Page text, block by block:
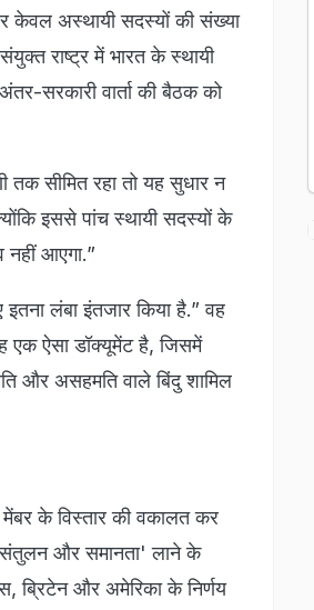
केवल अस्थायी सदस्यों की संख्या
राष्ट्र में भारत के स्थायी
सरकारी वार्ता की बैठक को
तक सीमित रहा तो यह सुधार न
इससे पांच स्थायी सदस्यों के
नहीं आएगा.”
लंबा इंतजार किया है.” वह
एक ऐसा डॉक्यूमेंट है, जिसमें
और असहमति वाले बिंदु शामिल
मेंबर के विस्तार की वकालत कर
संतुलन और समानता' लाने के
ब्रिटेन और अमेरिका के निर्णय